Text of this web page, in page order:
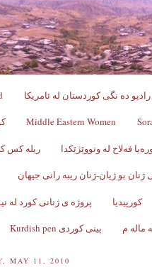
رادیو ده نگی کوردستان له ئامریکا
Middle Eastern Women
ریله کس فه‌لاح له‌ وتووێژێکدا
بو ژیان-ژنان ریبه رانی جیهان
پروژه ی ژنانی کورد له کورپیدیا
Kurdish pen پینی کوردی ماله م
MAY 11, 2010